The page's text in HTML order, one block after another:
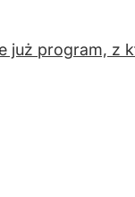
już program, z